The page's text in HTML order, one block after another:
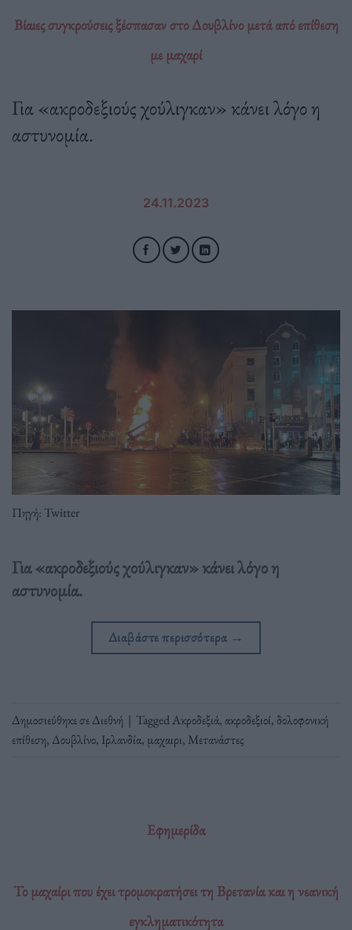
Βίαιες συγκρούσεις ξέσπασαν στο Δουβλίνο μετά από επίθεση
με μαχαρί
Για «ακροδεξιούς χούλιγκαν» κάνει λόγο η
αστυνομία.
24.11.2023
Πηγή: Twitter
Για «ακροδεξιούς χούλιγκαν» κάνει λόγο η
αστυνομία.
Διαβάστε περισσότερα →
Δημοσιεύθηκε σεΔιεθνή | TaggedΑκροδεξιά,ακροδεξιοί,δολοφονική
επίθεση, Δουβλίνο, Ιρλανδία, μαχαιρι, Μετανάστες
Εφημερίδα
Το μαχαίρι που έχει τρομοκρατήσει τη Βρετανία και η νεανική
εγκληματικότητα